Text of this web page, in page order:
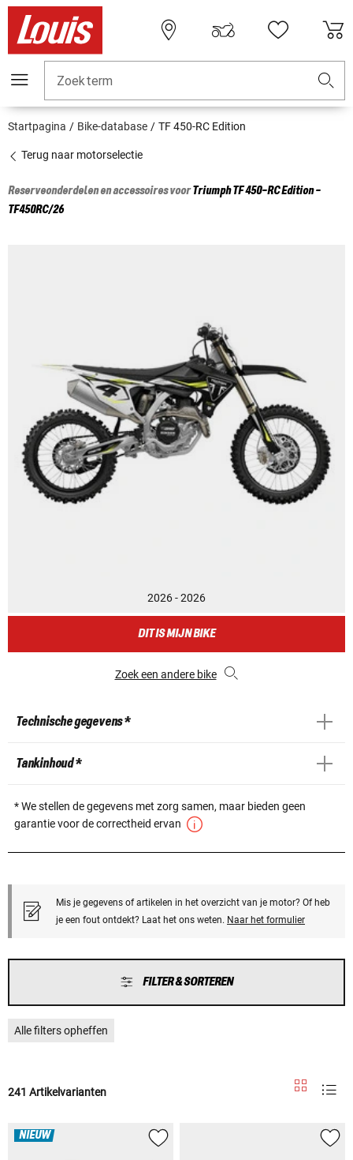
Zoekterm
Startpagina Bike-database TF 450-RC Edition
Terug naar motorselectie
Reserveonderdelen en accessoires voorTriumphTF 450-RC Edition -
TF450RC/26
2026 - 2026
DIT IS MIJN BIKE
Zoek een andere bike
Technische gegevens *
Tankinhoud *
* We stellen de gegevens met zorg samen, maar bieden geen
garantie voor de correctheid ervan
Mis je gegevens of artikelen in het overzicht van je motor? Of heb
je een fout ontdekt? Laat het ons weten. Naar het formulier
FILTER & SORTEREN
Alle filters opheffen
241 Artikelvarianten
NIEUW